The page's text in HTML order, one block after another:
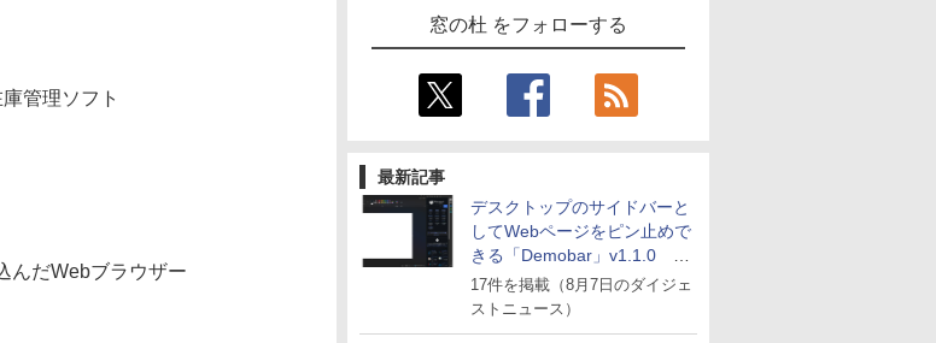
窓の杜 をフォローする
最新記事
デスクトップのサイドバーと
してWebページをピン止めで
きる「Demobar」v1.1.0 ほ
か
17件を掲載（8月7日のダイジェ
ストニュース）
管理ソフト
んだWebブラウザー